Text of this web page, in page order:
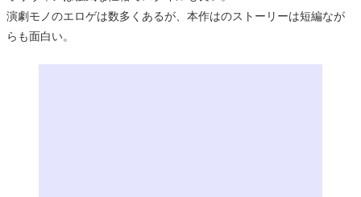
演劇モノのエロゲは数多くあるが、本作はのストーリーは短編なが
らも面白い。